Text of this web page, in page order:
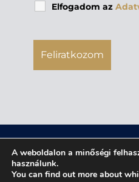
Elfogadom az
jognyilatkozat|
A weboldalon a minőségi
használunk.
You can find out more about